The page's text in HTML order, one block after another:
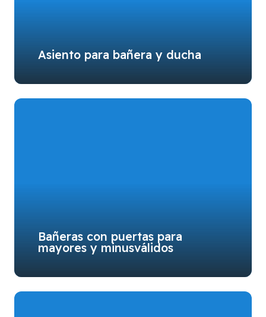
Asiento para bañera y ducha
Bañeras con puertas para
mayores y minusválidos